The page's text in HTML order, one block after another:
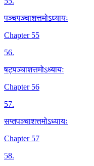
पञ्चपञ्चाशत्तमोऽध्यायः
Chapter 55
56.
षट्पञ्चाशत्तमोऽध्यायः
Chapter 56
57.
सप्तपञ्चाशत्तमोऽध्यायः
Chapter 57
58.